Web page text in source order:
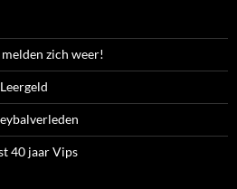
zich weer!
40 jaar Vips